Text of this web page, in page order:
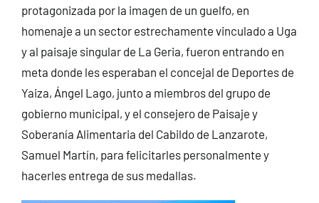
protagonizada por la imagen de un guelfo, en
homenaje a un sector estrechamente vinculado a Uga
y al paisaje singular de La Geria, fueron entrando en
meta donde les esperaban el concejal de Deportes de
Yaiza, Ángel Lago, junto a miembros del grupo de
gobierno municipal, y el consejero de Paisaje y
Soberanía Alimentaria del Cabildo de Lanzarote,
Samuel Martín, para felicitarles personalmente y
hacerles entrega de sus medallas.